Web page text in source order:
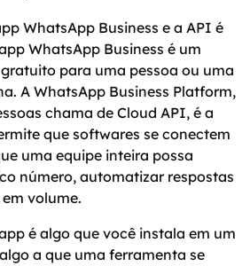
WhatsApp Business e a API é
WhatsApp Business é um
para uma pessoa ou uma
A WhatsApp Business Platform,
chama de Cloud API, é a
que softwares se conectem
uma equipe inteira possa
número, automatizar respostas
volume.
é algo que você instala em um
a que uma ferramenta se